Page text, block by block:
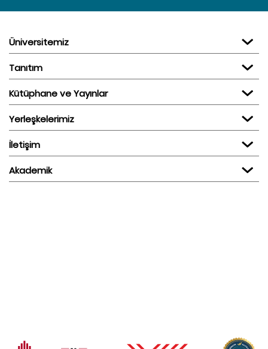
Üniversitemiz
Tanıtım
Kütüphane ve Yayınlar
Yerleşkelerimiz
İletişim
Akademik